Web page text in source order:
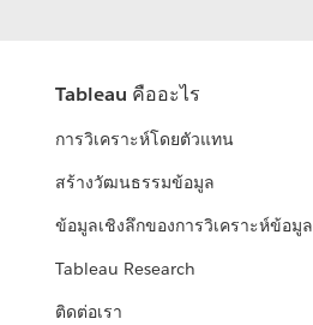
Tableau คืออะไร
การวิเคราะห์โดยตัวแทน
สร้างวัฒนธรรมข้อมูล
ข้อมูลเชิงลึกของการวิเคราะห์ข้อมูล
Tableau Research
ติดต่อเรา